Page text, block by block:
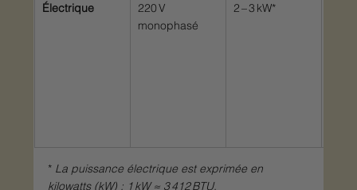
Électrique
220 V
monophasé
2 – 3 kW*
* La puissance électrique est exprimée en
kilowatts (kW) ; 1 kW ≈ 3 412 BTU.